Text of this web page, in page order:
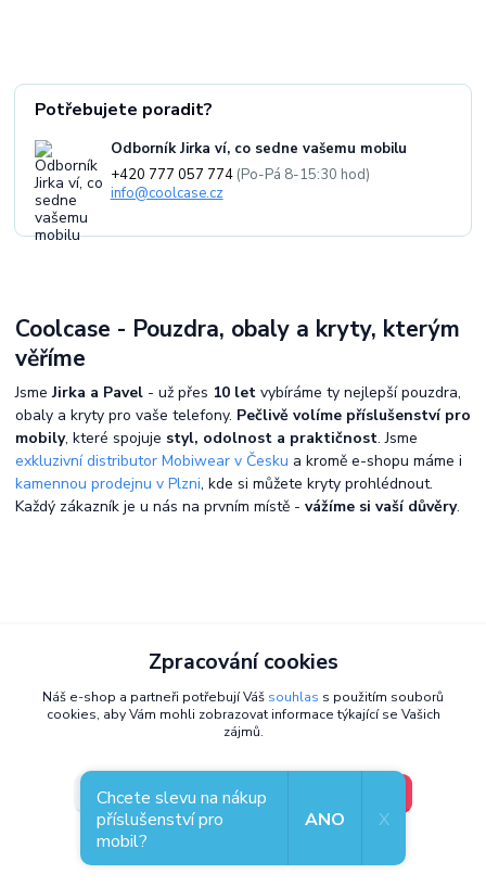
Potřebujete poradit?
Odborník Jirka ví, co sedne vašemu mobilu
+420 777 057 774 (Po-Pá 8-15:30 hod)
info@coolcase.cz
Coolcase - Pouzdra, obaly a kryty, kterým
věříme
JsmeJirka a Pavel - už přes 10 let vybíráme ty nejlepší pouzdra,
obaly a kryty pro vaše telefony. Pečlivě volíme příslušenství pro
mobily, které spojuje styl, odolnost a praktičnost. Jsme
exkluzivní distributor Mobiwear v Česku a kromě e-shopu máme i
kamennou prodejnu v Plzni, kde si můžete kryty prohlédnout.
Každý zákazník je u nás na prvním místě - vážíme si vaší důvěry.
Zpracování cookies
Náš e-shop a partneři potřebují Váš souhlas s použitím souborů
cookies, aby Vám mohli zobrazovat informace týkající se Vašich
zájmů.
Nastavení V pořádku, jdu si vybrat
Souhlas můžete odmítnout
Chcete slevu na nákup
příslušenství pro
mobil?
ANO X